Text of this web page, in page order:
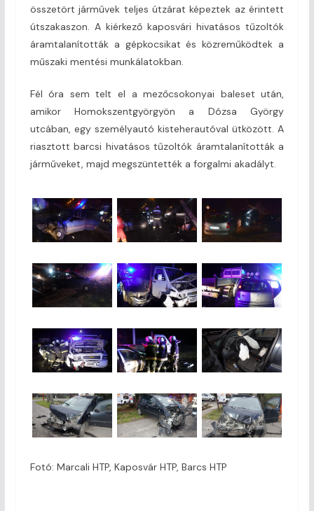
összetört járművek teljes útzárat képeztek az érintett
útszakaszon. A kiérkező kaposvári hivatásos tűzoltók
áramtalanították a gépkocsikat és közreműködtek a
műszaki mentési munkálatokban.
Fél óra sem telt el a mezőcsokonyai baleset után,
amikor Homokszentgyörgyön a Dózsa György
utcában, egy személyautó kisteherautóval ütközött. A
riasztott barcsi hivatásos tűzoltók áramtalanították a
járműveket, majd megszüntették a forgalmi akadályt.
Fotó: Marcali HTP, Kaposvár HTP, Barcs HTP